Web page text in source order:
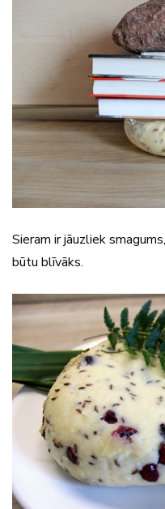
Sieram ir jāuzliek
būtu blīvāks.